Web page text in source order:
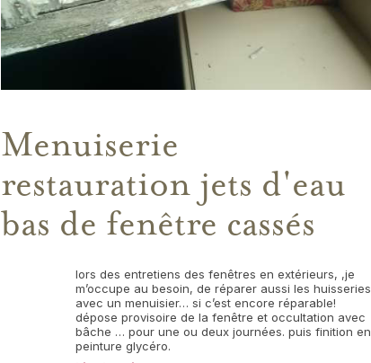
Menuiserie
restauration jets d'eau
bas de fenêtre cassés
lors des entretiens des fenêtres en extérieurs, ,je
m’occupe au besoin, de réparer aussi les huisseries
avec un menuisier… si c’est encore réparable!
dépose provisoire de la fenêtre et occultation avec
bâche … pour une ou deux journées. puis finition en
peinture glycéro.